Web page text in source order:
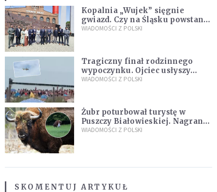
Kopalnia „Wujek” sięgnie
gwiazd. Czy na Śląsku powstanie
„Dolina Krzemowa”?
WIADOMOŚCI Z POLSKI
Tragiczny finał rodzinnego
wypoczynku. Ojciec usłyszy
zarzuty
WIADOMOŚCI Z POLSKI
Żubr poturbował turystę w
Puszczy Białowieskiej. Nagranie
daje do myślenia
WIADOMOŚCI Z POLSKI
SKOMENTUJ ARTYKUŁ